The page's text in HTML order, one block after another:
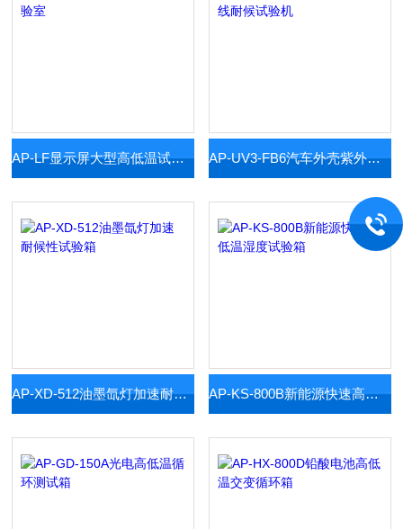
AP-LF显示屏大型高低温试验室 AP-UV3-FB6汽车外壳紫外线耐候试验机
AP-XD-512油墨氙灯加速耐候性试验箱 AP-KS-800B新能源快速高低温湿度试验箱